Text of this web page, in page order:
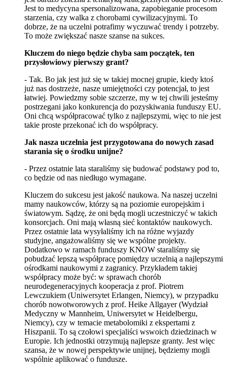
Jest to medycyna spersonalizowana, zapobieganie procesom
starzenia, czy walka z chorobami cywilizacyjnymi. To
dobrze, że na uczelni potrafimy wyczuwać trendy i potrzeby.
To może zwiększać nasze szanse na sukces.
Kluczem do niego będzie chyba sam początek, ten
przysłowiowy pierwszy grant?
- Tak. Bo jak jest już się w takiej mocnej grupie, kiedy ktoś
już nas dostrzeże, nasze umiejętności czy potencjał, to jest
łatwiej. Powiedzmy sobie szczerze, my w tej chwili jesteśmy
postrzegani jako konkurencja do pozyskiwania funduszy EU.
Oni chcą współpracować tylko z najlepszymi, więc to nie jest
takie proste przekonać ich do współpracy.
Jak nasza uczelnia jest przygotowana do nowych zasad
starania się o środku unijne?
- Przez ostatnie lata staraliśmy się budować podstawy pod to,
co będzie od nas niedługo wymagane.
Kluczem do sukcesu jest jakość naukowa. Na naszej uczelni
mamy naukowców, którzy są na poziomie europejskim i
światowym. Sądzę, że oni będą mogli uczestniczyć w takich
konsorcjach. Oni mają własną sieć kontaktów naukowych.
Przez ostatnie lata wysyłaliśmy ich na różne wyjazdy
studyjne, angażowaliśmy się we wspólne projekty.
Dodatkowo w ramach funduszy KNOW staraliśmy się
pobudzać lepszą współpracę pomiędzy uczelnią a najlepszymi
ośrodkami naukowymi z zagranicy. Przykładem takiej
współpracy może być: w sprawach chorób
neurodegeneracyjnych kooperacja z prof. Piotrem
Lewczukiem (Uniwersytet Erlangen, Niemcy), w przypadku
chorób nowotworowych z prof. Heike Allgayer (Wydział
Medyczny w Mannheim, Uniwersytet w Heidelbergu,
Niemcy), czy w temacie metabolomiki z ekspertami z
Hiszpanii. To są czołowi specjaliści wswoich dziedzinach w
Europie. Ich jednostki otrzymują najlepsze granty. Jest więc
szansa, że w nowej perspektywie unijnej, będziemy mogli
wspólnie aplikować o fundusze.